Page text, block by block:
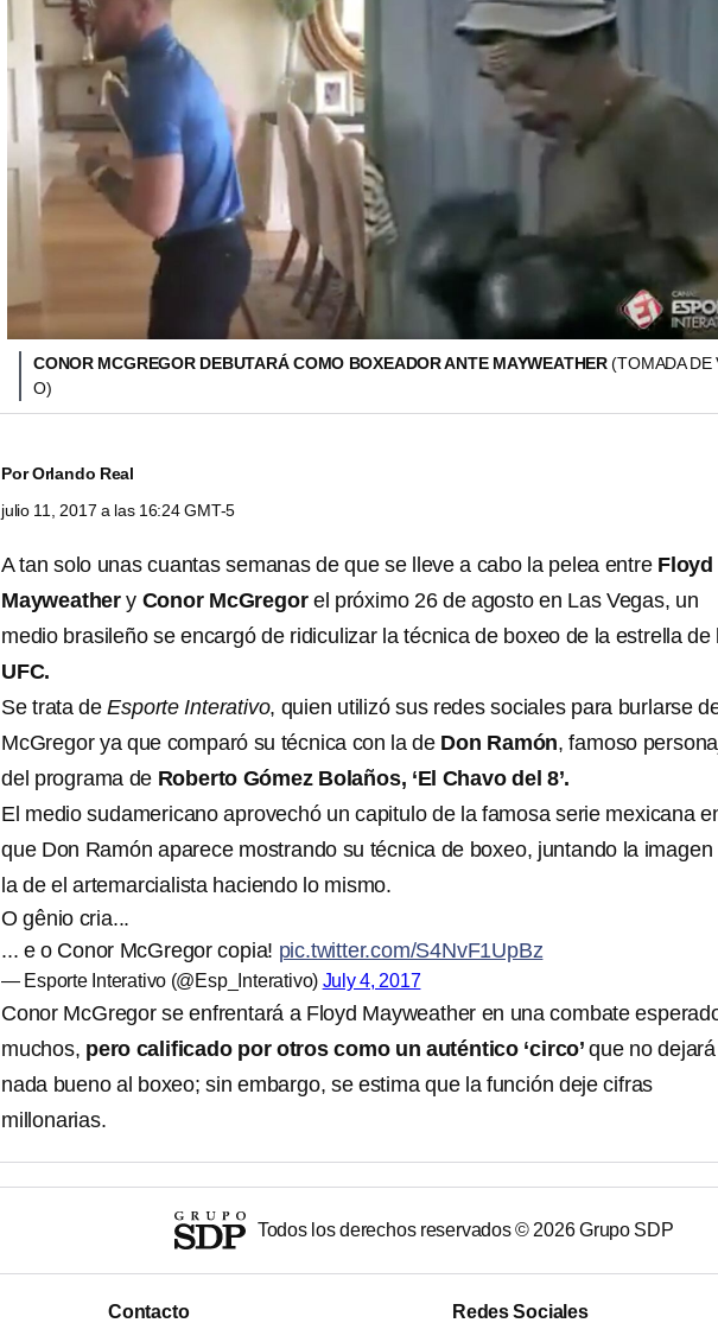
CONOR MCGREGOR DEBUTARÁ COMO BOXEADOR ANTE MAYWEATHER(TOMADA DE
O)
PorOrlando Real
julio 11, 2017 a las 16:24 GMT-5
A tan solo unas cuantas semanas de que se lleve a cabo la pelea entre Floyd
Mayweather y Conor McGregor el próximo 26 de agosto en Las Vegas, un
medio brasileño se encargó de ridiculizar la técnica de boxeo de la estrella de
UFC.
Se trata de Esporte Interativo, quien utilizó sus redes sociales para burlarse
McGregor ya que comparó su técnica con la de Don Ramón, famoso
del programa de Roberto Gómez Bolaños, ‘El Chavo del 8’.
El medio sudamericano aprovechó un capitulo de la famosa serie mexicana
que Don Ramón aparece mostrando su técnica de boxeo, juntando la imagen
la de el artemarcialista haciendo lo mismo.
O gênio cria...
... e o Conor McGregor copia! pic.twitter.com/S4NvF1UpBz
— Esporte Interativo (@Esp_Interativo) July 4, 2017
Conor McGregor se enfrentará a Floyd Mayweather en una combate
muchos, pero calificado por otros como un auténtico ‘circo’que no dejará
nada bueno al boxeo; sin embargo, se estima que la función deje cifras
millonarias.
Todos los derechos reservados © 2026Grupo SDP
Contacto Redes Sociales